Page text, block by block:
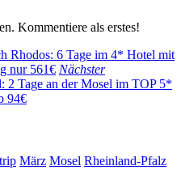
Kommentiere als erstes!
Rhodos: 6 Tage im 4* Hotel mit
nur 561€ Nächster
2 Tage an der Mosel im TOP 5*
94€
März Mosel Rheinland-Pfalz